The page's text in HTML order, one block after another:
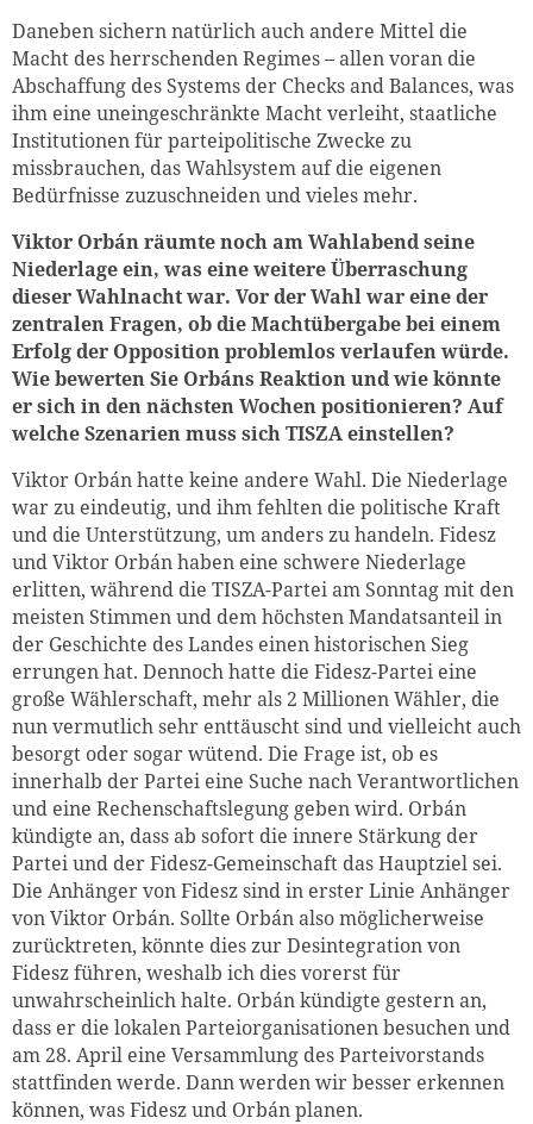
Daneben sichern natürlich auch andere Mittel die
Macht des herrschenden Regimes – allen voran die
Abschaffung des Systems der Checks and Balances, was
ihm eine uneingeschränkte Macht verleiht, staatliche
Institutionen für parteipolitische Zwecke zu
missbrauchen, das Wahlsystem auf die eigenen
Bedürfnisse zuzuschneiden und vieles mehr.
Viktor Orbán räumte noch am Wahlabend seine
Niederlage ein, was eine weitere Überraschung
dieser Wahlnacht war. Vor der Wahl war eine der
zentralen Fragen, ob die Machtübergabe bei einem
Erfolg der Opposition problemlos verlaufen würde.
Wie bewerten Sie Orbáns Reaktion und wie könnte
er sich in den nächsten Wochen positionieren? Auf
welche Szenarien muss sich TISZA einstellen?
Viktor Orbán hatte keine andere Wahl. Die Niederlage
war zu eindeutig, und ihm fehlten die politische Kraft
und die Unterstützung, um anders zu handeln. Fidesz
und Viktor Orbán haben eine schwere Niederlage
erlitten, während die TISZA-Partei am Sonntag mit den
meisten Stimmen und dem höchsten Mandatsanteil in
der Geschichte des Landes einen historischen Sieg
errungen hat. Dennoch hatte die Fidesz-Partei eine
große Wählerschaft, mehr als 2 Millionen Wähler, die
nun vermutlich sehr enttäuscht sind und vielleicht auch
besorgt oder sogar wütend. Die Frage ist, ob es
innerhalb der Partei eine Suche nach Verantwortlichen
und eine Rechenschaftslegung geben wird. Orbán
kündigte an, dass ab sofort die innere Stärkung der
Partei und der Fidesz-Gemeinschaft das Hauptziel sei.
Die Anhänger von Fidesz sind in erster Linie Anhänger
von Viktor Orbán. Sollte Orbán also möglicherweise
zurücktreten, könnte dies zur Desintegration von
Fidesz führen, weshalb ich dies vorerst für
unwahrscheinlich halte. Orbán kündigte gestern an,
dass er die lokalen Parteiorganisationen besuchen und
am 28. April eine Versammlung des Parteivorstands
stattfinden werde. Dann werden wir besser erkennen
können, was Fidesz und Orbán planen.